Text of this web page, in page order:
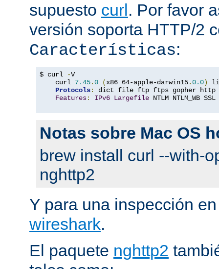
supuesto curl. Por favor
versión soporta HTTP/2
Características:
$ curl -V
    curl
7.45.0 (x86_64-apple-darwin15.0.0)
Protocols:
dict file ftp ftps gopher http
Features: IPv6 Largefile NTLM NTLM_WB
Notas sobre Mac OS
brew install curl --with-
nghttp2
Y para una inspección
wireshark.
El paquete nghttp2